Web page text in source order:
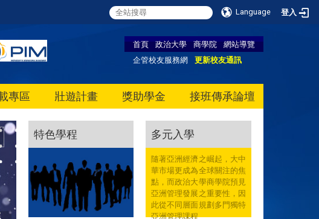
Language 登入
首頁 政治大學 商學院
網站導覽
企管校友服務網
更新校友通訊
專區 壯遊計畫 獎助學金 接班傳承論壇
特色學程 多元入學
隨著亞洲經濟之崛起，大中
華市場更成為全球關注的焦
點，而政治大學商學院預見
亞洲管理發展之重要性，因
此從不同層面規劃多門獨特
亞洲管理課程